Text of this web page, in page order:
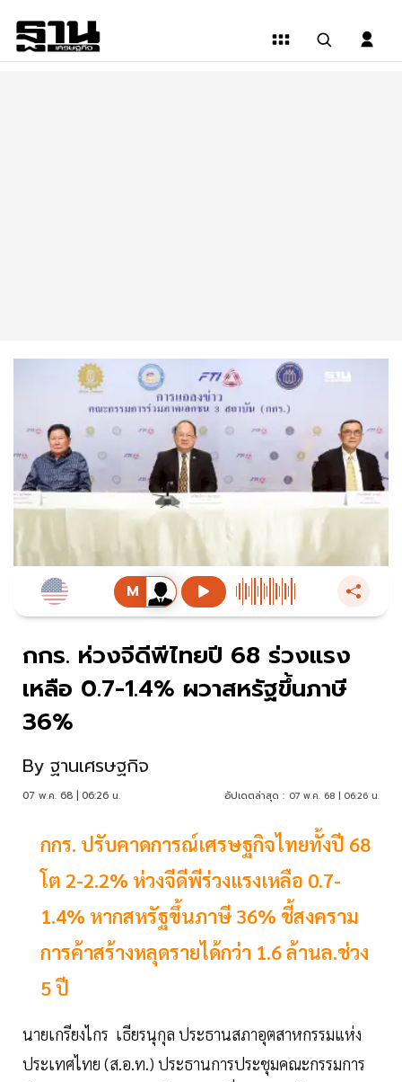
กกร. ห่วงจีดีพีไทยปี 68 ร่วงแรง
เหลือ 0.7-1.4% ผวาสหรัฐขึ้นภาษี
36%
By ฐานเศรษฐกิจ
07 พ.ค. 68 | 06:26 น. อัปเดตล่าสุด : 07 พ.ค. 68 | 06:26 น.
กกร. ปรับคาดการณ์เศรษฐกิจไทยทั้งปี 68
โต 2-2.2% ห่วงจีดีพีร่วงแรงเหลือ 0.7-
1.4% หากสหรัฐขึ้นภาษี 36% ชี้สงคราม
การค้าสร้างหลุดรายได้กว่า 1.6 ล้านล.ช่วง
5 ปี
นายเกรียงไกร เธียรนุกุล ประธานสภาอุตสาหกรรมแห่ง
ประเทศไทย (ส.อ.ท.) ประธานการประชุมคณะกรรมการ